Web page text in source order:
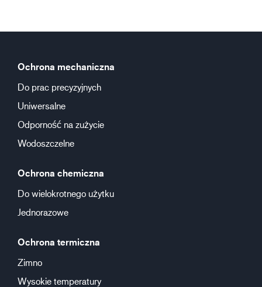
Ochrona mechaniczna
Do prac precyzyjnych
Uniwersalne
Odporność na zużycie
Wodoszczelne
Ochrona chemiczna
Do wielokrotnego użytku
Jednorazowe
Ochrona termiczna
Zimno
Wysokie temperatury